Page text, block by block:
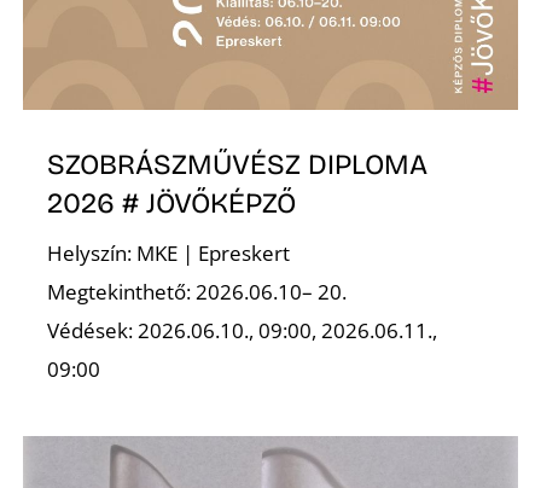
SZOBRÁSZMŰVÉSZ DIPLOMA
2026 # JÖVŐKÉPZŐ
Helyszín: MKE | Epreskert
Megtekinthető: 2026.06.10– 20.
Védések: 2026.06.10., 09:00, 2026.06.11.,
09:00